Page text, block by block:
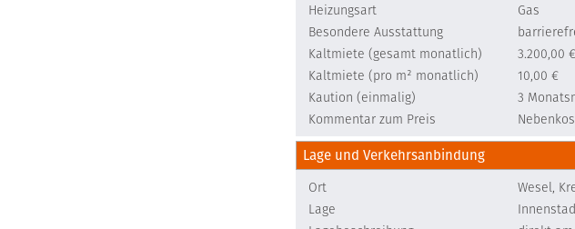
Heizungsart
Gas
Besondere Ausstattung
Kaltmiete (gesamt monatlich)
3.200,00 €
Kaltmiete (pro m² monatlich)
10,00 €
Kaution (einmalig)
3
Kommentar zum Preis
Lage und Verkehrsanbindung
Ort
Wesel,
Lage